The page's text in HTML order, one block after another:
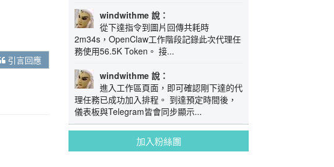
引言回應
windwithme 說：
從下達指令到圖片回傳共耗時
2m34s，OpenClaw工作階段記錄此次代理任
務使用56.5K Token。 接...
windwithme 說：
進入工作區頁面，即可確認剛下達的代
理任務已成功加入排程。 到達預定時間後，
儀表板與Telegram皆會同步顯示...
加入粉絲團